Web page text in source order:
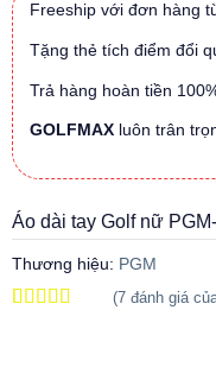
Freeship với đơn hàng
Tặng thẻ tích điểm đổi
Trả hàng hoàn tiền
GOLFMAXluôn trân
Áo dài tay Golf nữ
Thương hiệu: PGM
(7đánh giá